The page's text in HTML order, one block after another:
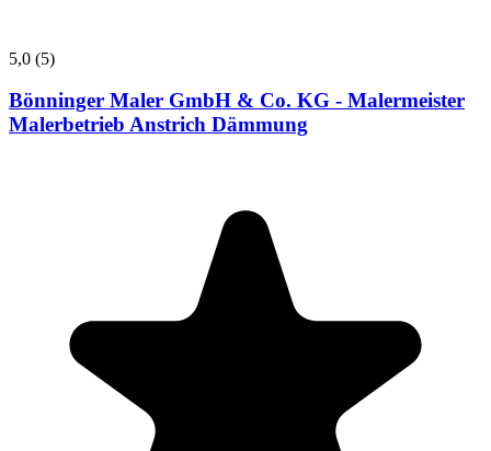
5,0 (5)
Bönninger Maler GmbH & Co. KG - Malermeister
Malerbetrieb Anstrich Dämmung